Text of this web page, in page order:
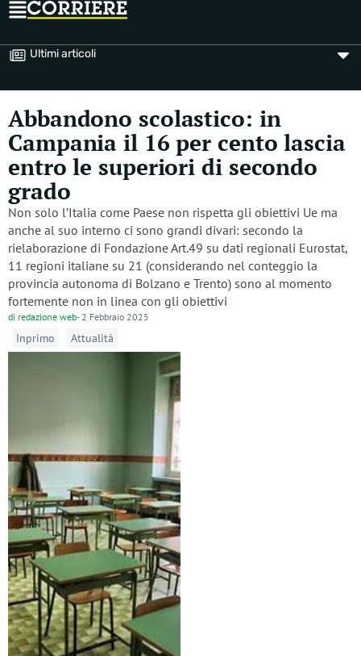
Ultimi articoli
Abbandono scolastico: in
Campania il 16 per cento lascia
entro le superiori di secondo
grado
Non solo l’Italia come Paese non rispetta gli obiettivi Ue ma
anche al suo interno ci sono grandi divari: secondo la
rielaborazione di Fondazione Art.49 su dati regionali Eurostat,
11 regioni italiane su 21 (considerando nel conteggio la
provincia autonoma di Bolzano e Trento) sono al momento
fortemente non in linea con gli obiettivi
di redazione web- 2 Febbraio 2025
Inprimo Attualità